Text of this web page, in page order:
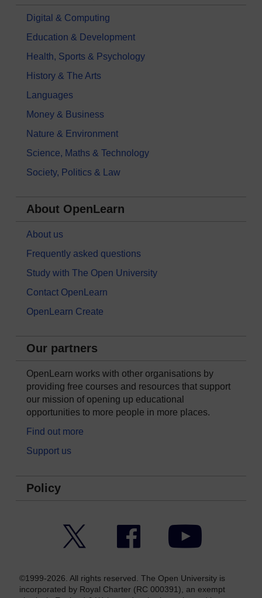
Digital & Computing
Education & Development
Health, Sports & Psychology
History & The Arts
Languages
Money & Business
Nature & Environment
Science, Maths & Technology
Society, Politics & Law
About OpenLearn
About us
Frequently asked questions
Study with The Open University
Contact OpenLearn
OpenLearn Create
Our partners
OpenLearn works with other organisations by
providing free courses and resources that support
our mission of opening up educational
opportunities to more people in more places.
Find out more
Support us
Policy
Facebook YouTube
©1999-2026. All rights reserved. The Open University is
incorporated by Royal Charter (RC 000391), an exempt